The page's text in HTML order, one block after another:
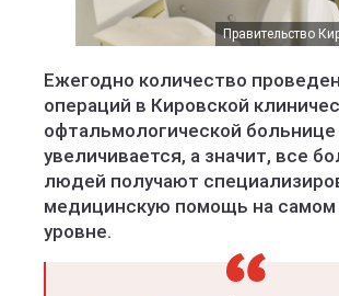
Правительство
Ежегодно количество
операций в Кировской
офтальмологической больнице
увеличивается, а значит, все
людей получают
медицинскую помощь на
уровне.